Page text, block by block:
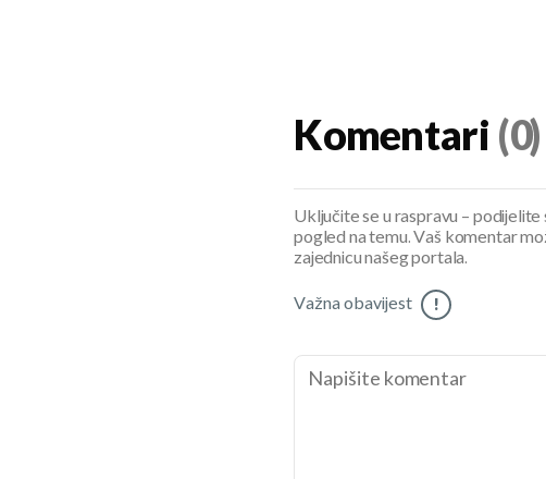
Komentari (0)
Uključite se u raspravu –
pogled na temu. Vaš komentar
zajednicu našeg portala.
Važna obavijest !